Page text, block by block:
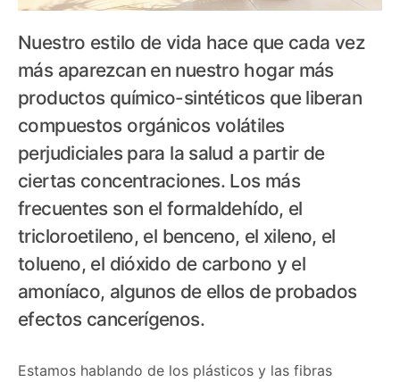
Nuestro estilo de vida hace que cada vez
más aparezcan en nuestro hogar más
productos químico-sintéticos que liberan
compuestos orgánicos volátiles
perjudiciales para la salud a partir de
ciertas concentraciones. Los más
frecuentes son el formaldehído, el
tricloroetileno, el benceno, el xileno, el
tolueno, el dióxido de carbono y el
amoníaco, algunos de ellos de probados
efectos cancerígenos.
Estamos hablando de los plásticos y las fibras